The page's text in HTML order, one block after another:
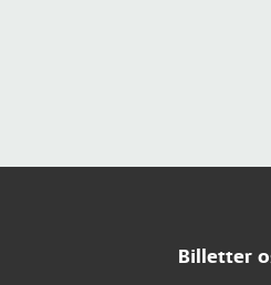
Billetter